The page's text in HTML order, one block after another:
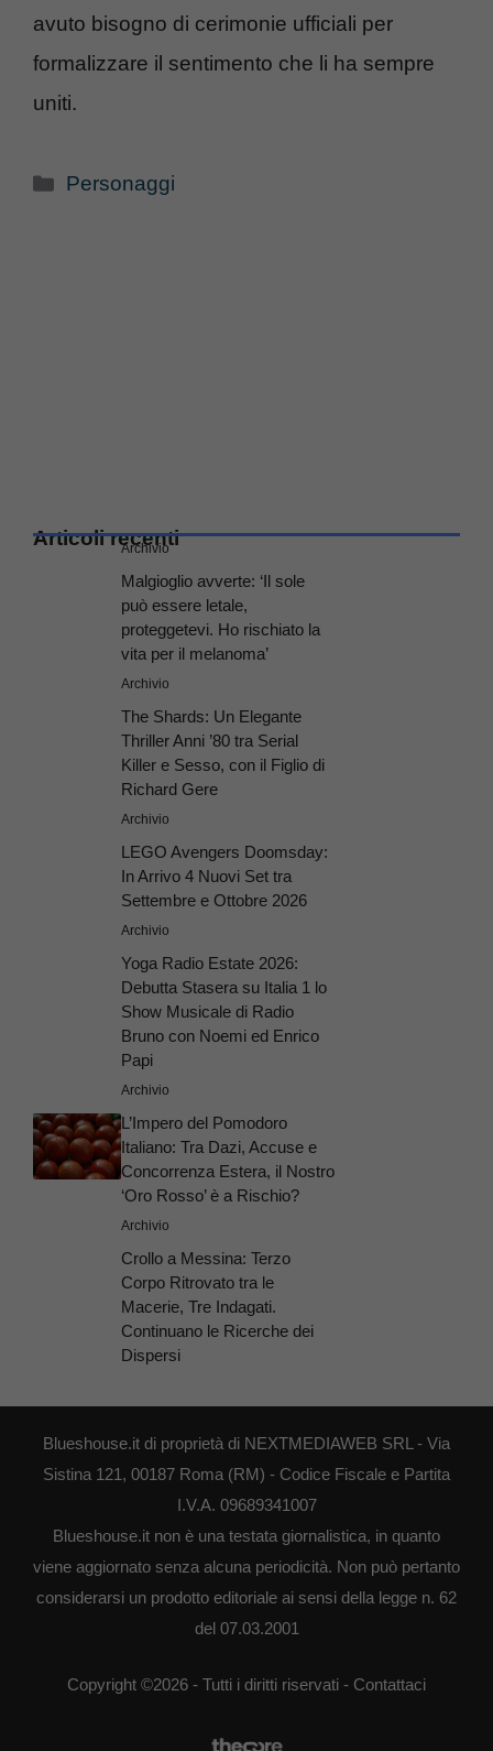
avuto bisogno di cerimonie ufficiali per
formalizzare il sentimento che li ha sempre
uniti.
Categorie
Personaggi
Articoli recenti
Archivio
Malgioglio avverte: ‘Il sole
può essere letale,
proteggetevi. Ho rischiato la
vita per il melanoma’
Archivio
The Shards: Un Elegante
Thriller Anni ’80 tra Serial
Killer e Sesso, con il Figlio di
Richard Gere
Archivio
LEGO Avengers Doomsday:
In Arrivo 4 Nuovi Set tra
Settembre e Ottobre 2026
Archivio
Yoga Radio Estate 2026:
Debutta Stasera su Italia 1 lo
Show Musicale di Radio
Bruno con Noemi ed Enrico
Papi
Archivio
L’Impero del Pomodoro
Italiano: Tra Dazi, Accuse e
Concorrenza Estera, il Nostro
‘Oro Rosso’ è a Rischio?
Archivio
Crollo a Messina: Terzo
Corpo Ritrovato tra le
Macerie, Tre Indagati.
Continuano le Ricerche dei
Dispersi
Blueshouse.it di proprietà di NEXTMEDIAWEB SRL - Via
Sistina 121, 00187 Roma (RM) - Codice Fiscale e Partita
I.V.A. 09689341007
Blueshouse.it non è una testata giornalistica, in quanto
viene aggiornato senza alcuna periodicità. Non può pertanto
considerarsi un prodotto editoriale ai sensi della legge n. 62
del 07.03.2001
Copyright ©2026 - Tutti i diritti riservati - Contattaci